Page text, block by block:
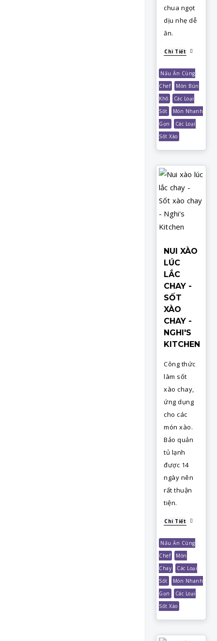
chua ngọt
dịu nhẹ dễ
ăn.
Chi Tiết
Nấu Ăn Cùng
Chef
Món Bún
Khô
Các Loại
Sốt
Món Nhanh
Gọn
Các Loại
Sốt Xào
NUI XÀO
LÚC
LẮC
CHAY -
SỐT
XÀO
CHAY -
NGHI'S
KITCHEN
Công thức
làm sốt
xào chay,
ứng dụng
cho các
món xào.
Bảo quản
tủ lạnh
được 14
ngày nên
rất thuận
tiện.
Chi Tiết
Nấu Ăn Cùng
Chef
Món
Chay
Các Loại
Sốt
Món Nhanh
Gọn
Các Loại
Sốt Xào